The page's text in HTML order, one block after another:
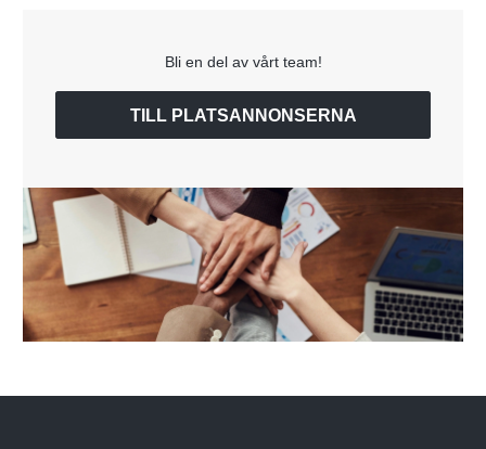
Bli en del av vårt team!
TILL PLATSANNONSERNA